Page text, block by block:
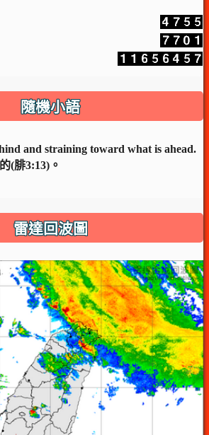
隨機小語
and straining toward what is ahead.
(腓3:13)。
雷達回波圖